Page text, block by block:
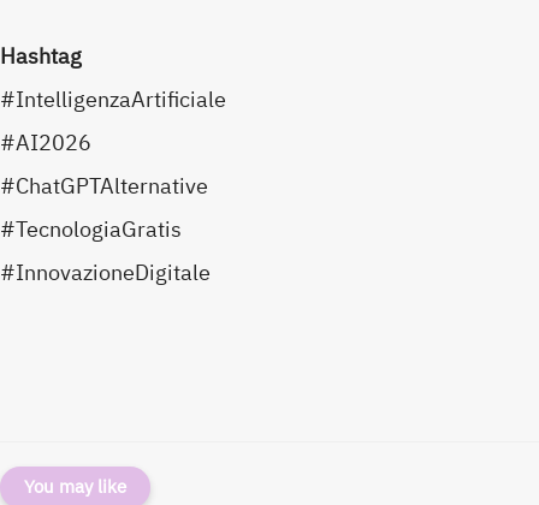
Hashtag
#IntelligenzaArtificiale
#AI2026
#ChatGPTAlternative
#TecnologiaGratis
#InnovazioneDigitale
You may like